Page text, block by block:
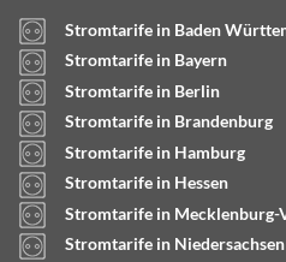
Stromtarife in Baden
Stromtarife in Bayern
Stromtarife in Berlin
Stromtarife in Brandenburg
Stromtarife in Hamburg
Stromtarife in Hessen
Stromtarife in Mecklenburg-
Stromtarife in Niedersachsen